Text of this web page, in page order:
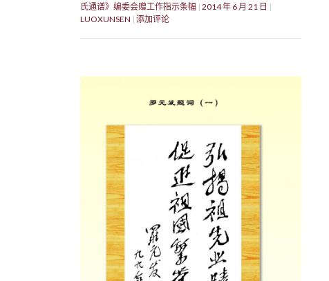
氏通谱》编委会赠工作指示条幅 2014 年 6 月 21 日
LUOXUNSEN 添加评论